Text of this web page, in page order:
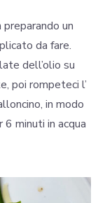
un
da fare.
dell’olio su
poi rompeteci l’
in modo
6 minuti in acqua